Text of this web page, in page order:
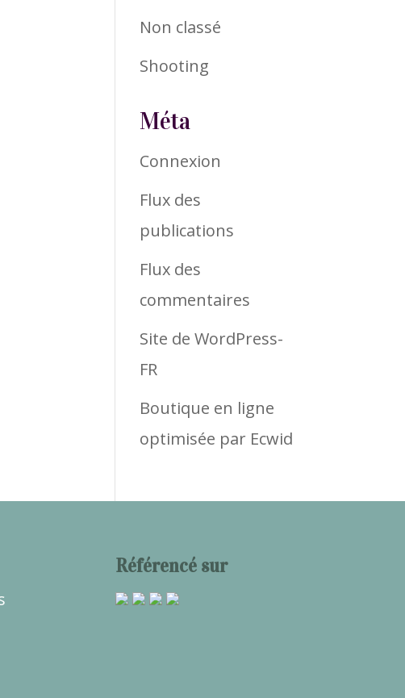
Non classé
Shooting
Méta
Connexion
Flux des
publications
Flux des
commentaires
Site de WordPress-
FR
Boutique en ligne
optimisée par Ecwid
Référencé sur